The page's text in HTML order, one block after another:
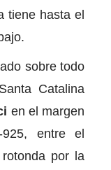
tiene hasta el
sobre todo
Catalina
en el margen
entre el
por la